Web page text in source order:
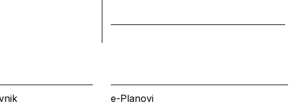
e-Planovi